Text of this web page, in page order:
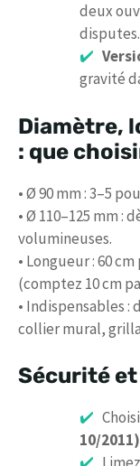
deux
disputes.
gravité
Diamètre,
: que
• Ø 90 mm : 3–5
• Ø 110–125 mm :
volumineuses.
• Longueur : 60
(comptez 10 cm
• Indispensables :
collier mural,
Sécurité
10/2011)